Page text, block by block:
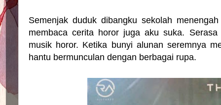
Semenjak duduk dibangku sekolah
membaca cerita horor juga aku suka.
musik horor. Ketika bunyi alunan seremnya
hantu bermunculan dengan berbagai rupa.